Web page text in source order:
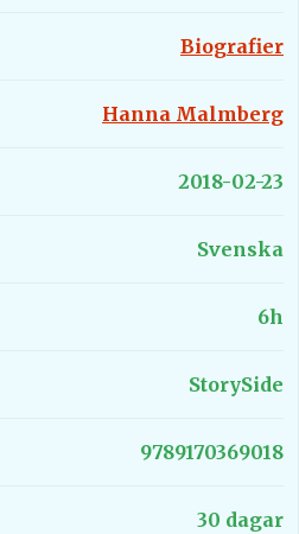
Biografier
Hanna Malmberg
2018-02-23
Svenska
6h
StorySide
9789170369018
30 dagar